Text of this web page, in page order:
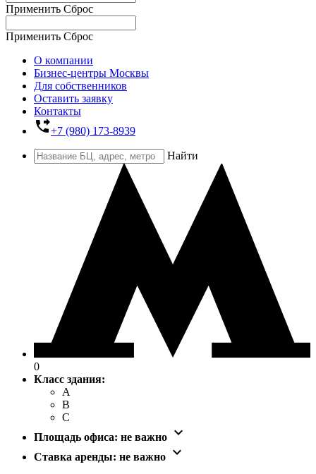
Применить Сброс
Применить Сброс
О компании
Бизнес-центры Москвы
Для собственников
Оставить заявку
Контакты
phone_forwarded+7 (980) 173-8939
Найти
0
Класс здания:
A
B
C
Площадь офиса: не важно 
Ставка аренды: не важно 